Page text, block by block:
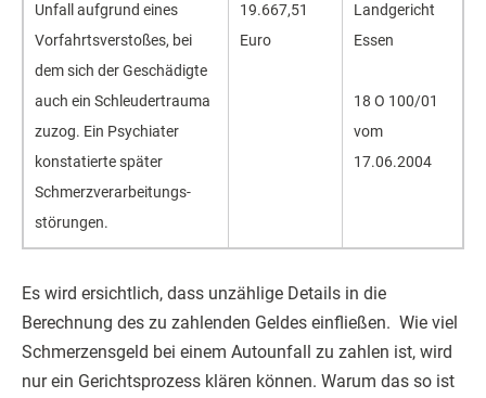
Unfall aufgrund eines
Vorfahrts­verstoßes, bei
dem sich der Geschädigte
auch ein Schleuder­trauma
zuzog. Ein Psychiater
konstatierte später
Schmerz­verarbeitungs­
störungen.
19.667,51
Euro
Landgericht
Essen
18 O 100/01
vom
17.06.2004
Es wird ersichtlich, dass unzählige Details in die
Berechnung des zu zahlenden Geldes einfließen. Wie viel
Schmerzensgeld bei einem Autounfall zu zahlen ist, wird
nur ein Gerichtsprozess klären können. Warum das so ist